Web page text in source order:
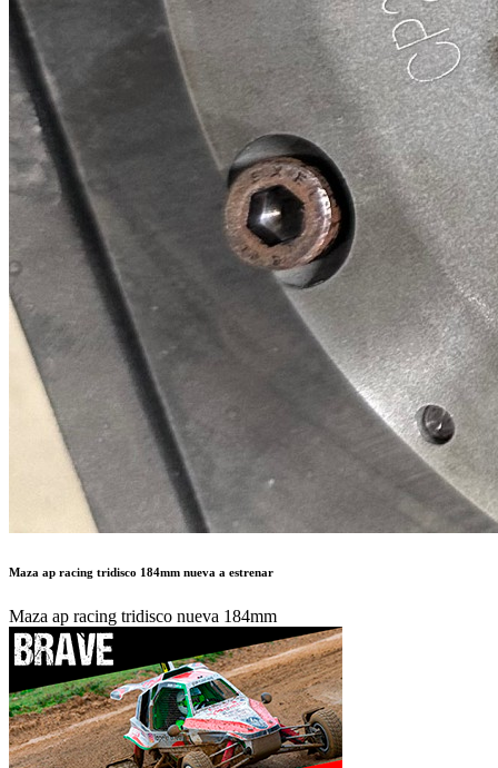
Maza ap racing tridisco 184mm nueva a estrenar
Maza ap racing tridisco nueva 184mm